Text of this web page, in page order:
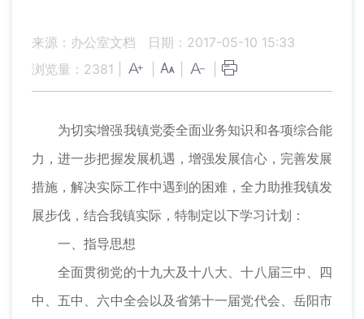
来源：办公室文档
日期：2017-05-10 15:33
浏览量： 2381
为切实增强我镇党委全面业务知识和各项综合能
力，进一步把握发展机遇，增强发展信心，完善发展
措施，解决实际工作中遇到的困难，全力助推我镇发
展步伐，结合我镇实际，特制定以下学习计划：
一、指导思想
全面贯彻党的十九大及十八大、十八届三中、四
中、五中、六中全会以及省第十一届党代会、岳阳市